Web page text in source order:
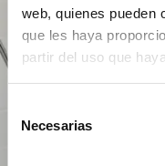
web, quienes pueden
que les haya
partir del uso que
Necesarias